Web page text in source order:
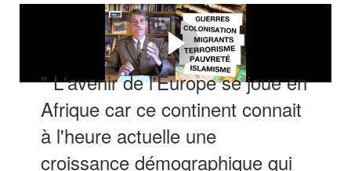
Pourquoi ces cours ?
" L'avenir de l'Europe se joue en
Afrique car ce continent connait
à l'heure actuelle une
croissance démographique qui